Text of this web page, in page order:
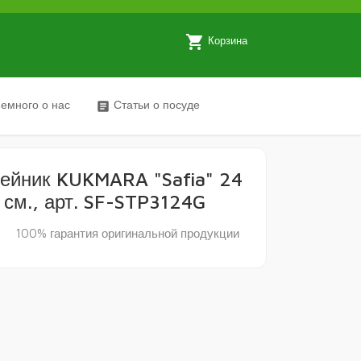
local_grocery_store Корзина
о нас article Статьи о посуде
KUKMARA "Safia" 24
см., арт. SF-STP3124G
100% гарантия оригинальной продукции